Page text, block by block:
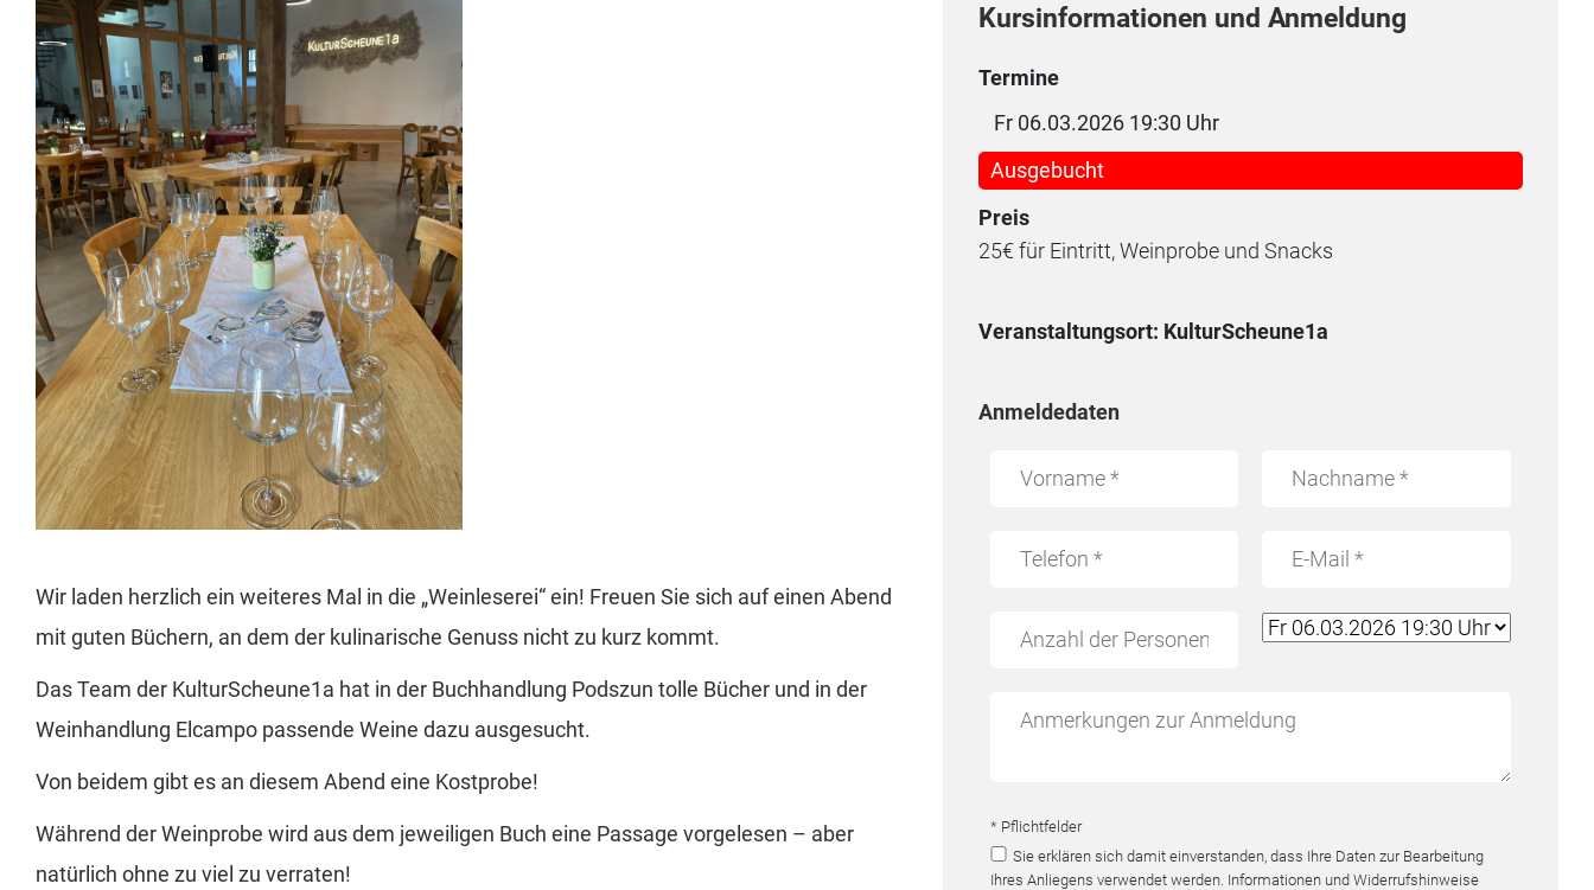
Wir laden herzlich ein weiteres Mal in die „Weinleserei“ ein! Freuen Sie sich auf einen Abend
mit guten Büchern, an dem der kulinarische Genuss nicht zu kurz kommt.
Das Team der KulturScheune1a hat in der Buchhandlung Podszun tolle Bücher und in der
Weinhandlung Elcampo passende Weine dazu ausgesucht.
Von beidem gibt es an diesem Abend eine Kostprobe!
Während der Weinprobe wird aus dem jeweiligen Buch eine Passage vorgelesen – aber
natürlich ohne zu viel zu verraten!
Kursinformationen und Anmeldung
Termine
Fr 06.03.2026 19:30 Uhr
Ausgebucht
Preis
25€ für Eintritt, Weinprobe und Snacks
Veranstaltungsort: KulturScheune1a
Anmeldedaten
* Pflichtfelder
Sie erklären sich damit einverstanden, dass Ihre Daten zur Bearbeitung
Ihres Anliegens verwendet werden. Informationen und Widerrufshinweise